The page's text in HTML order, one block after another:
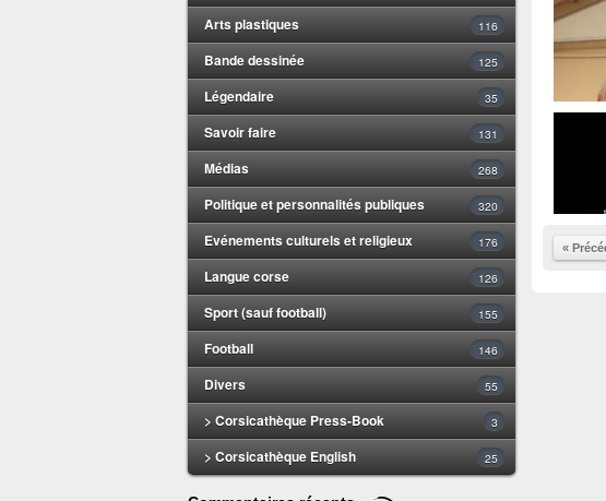
Arts plastiques 116
Bande dessinée 125
Légendaire 35
Savoir faire 131
Médias 268
Politique et personnalités publiques 320
Evénements culturels et religieux 176
Langue corse 126
Sport (sauf football) 155
Football 146
Divers 55
> Corsicathèque Press-Book 3
> Corsicathèque English 25
«